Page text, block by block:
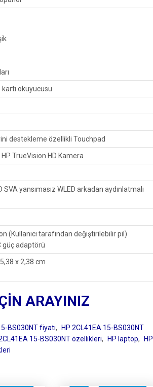
okuyucusu
destekleme özellikli Touchpad
TrueVision HD Kamera
yansımasız WLED arkadan aydınlatmalı
(Kullanıcı tarafından değiştirilebilir pil)
güç adaptörü
x 2,38 cm
ARAYINIZ
BS030NT fiyatı,
HP 2CL41EA 15-BS030NT
15-BS030NT özellikleri, HP laptop,
HP